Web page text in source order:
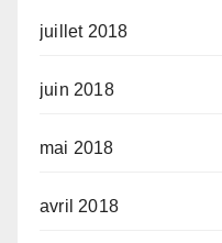
juillet 2018
juin 2018
mai 2018
avril 2018